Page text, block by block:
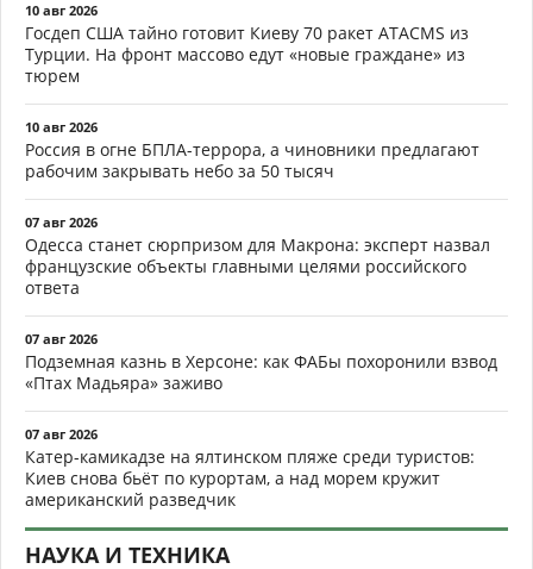
10 авг 2026
Госдеп США тайно готовит Киеву 70 ракет ATACMS из
Турции. На фронт массово едут «новые граждане» из
тюрем
10 авг 2026
Россия в огне БПЛА-террора, а чиновники предлагают
рабочим закрывать небо за 50 тысяч
07 авг 2026
Одесса станет сюрпризом для Макрона: эксперт назвал
французские объекты главными целями российского
ответа
07 авг 2026
Подземная казнь в Херсоне: как ФАБы похоронили взвод
«Птах Мадьяра» заживо
07 авг 2026
Катер-камикадзе на ялтинском пляже среди туристов:
Киев снова бьёт по курортам, а над морем кружит
американский разведчик
НАУКА И ТЕХНИКА